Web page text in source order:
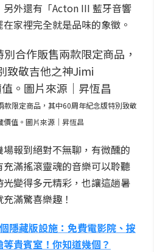
外還有「Acton III 藍牙音響
家裡完全就是品味的象徵。
款限定商品，其中60周年紀念版特別致敬
值。圖片來源｜昇恆昌
報到絕對不無聊，有微醺的
滿搖滾靈魂的音樂可以聆聽
變得多元精彩，也讓這趟暑
滿驚喜樂趣！
隱藏版設施：免費電影院、按
貴賓室！你知道幾個？